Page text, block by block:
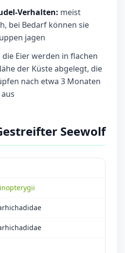
Verhalten: meist
bei Bedarf können sie
jagen
die Eier werden in flachen
der Küste abgelegt, die
nach etwa 3 Monaten
Seewolf